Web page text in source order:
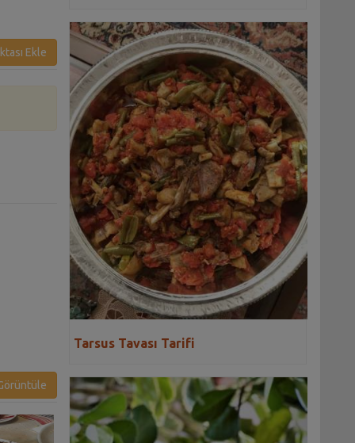
Ekle
Tarsus Tavası Tarifi